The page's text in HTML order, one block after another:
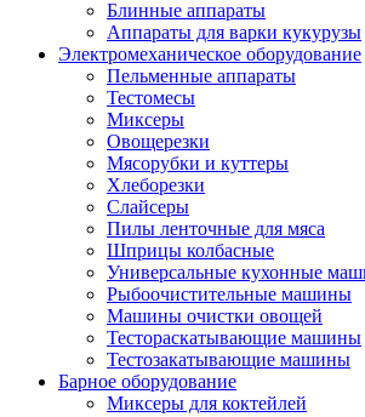
Блинные аппараты
Аппараты для варки кукурузы
Электромеханическое оборудование
Пельменные аппараты
Тестомесы
Миксеры
Овощерезки
Мясорубки и куттеры
Хлеборезки
Слайсеры
Пилы ленточные для мяса
Шприцы колбасные
Универсальные кухонные
Рыбоочистительные машины
Машины очистки овощей
Тестораскатывающие машины
Тестозакатывающие машины
Барное оборудование
Миксеры для коктейлей